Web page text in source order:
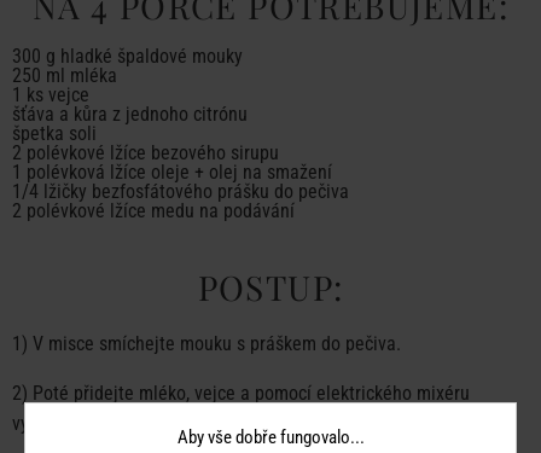
300 g hladké špaldové mouky
250 ml mléka
1 ks vejce
šťáva a kůra z jednoho citrónu
špetka soli
2 polévkové lžíce bezového sirupu
1 polévková lžíce oleje + olej na smažení
1/4 lžičky bezfosfátového prášku do pečiva
2 polévkové lžíce medu na podávání
POSTUP:
1) V misce smíchejte mouku s práškem do pečiva.
2) Poté přidejte mléko, vejce a pomocí elektrického mixéru
vyšlehejte.
Aby vše dobře fungovalo...